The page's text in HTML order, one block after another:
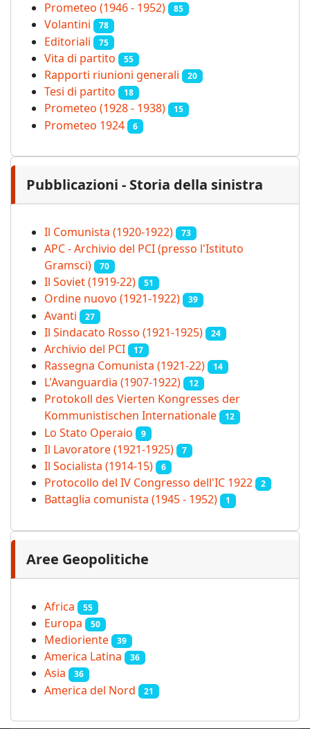
Prometeo (1946 - 1952) 85
Volantini 78
Editoriali 75
Vita di partito 55
Rapporti riunioni generali 20
Tesi di partito 18
Prometeo (1928 - 1938) 15
Prometeo 1924 6
Pubblicazioni - Storia della sinistra
Il Comunista (1920-1922) 73
APC - Archivio del PCI (presso l'Istituto
Gramsci)
70
Il Soviet (1919‑22) 51
Ordine nuovo (1921-1922) 39
Avanti 27
Il Sindacato Rosso (1921-1925) 24
Archivio del PCI 17
Rassegna Comunista (1921‑22) 14
L'Avanguardia (1907-1922) 12
Protokoll des Vierten Kongresses der
Kommunistischen Internationale
12
Lo Stato Operaio 9
Il Lavoratore (1921-1925) 7
Il Socialista (1914‑15) 6
Protocollo del IV Congresso dell'IC 1922 2
Battaglia comunista (1945 - 1952) 1
Aree Geopolitiche
Africa 55
Europa 50
Medioriente 39
America Latina 36
Asia 36
America del Nord 21